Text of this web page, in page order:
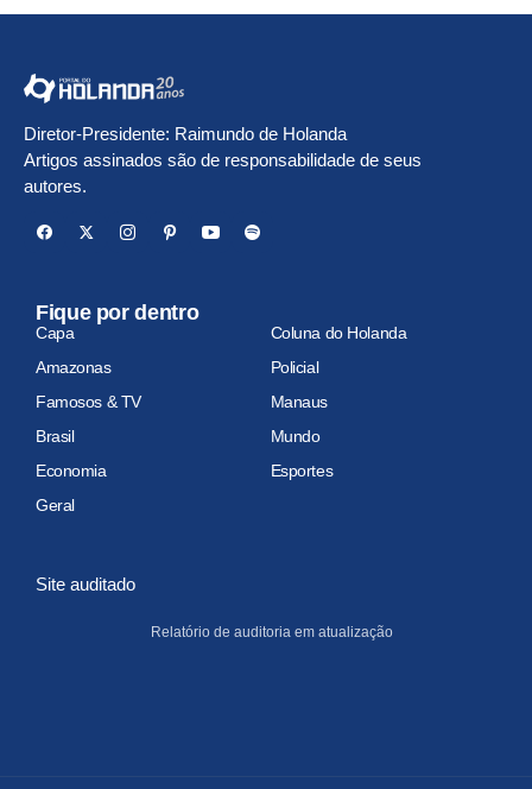
Diretor-Presidente: Raimundo de Holanda
Artigos assinados são de responsabilidade de seus
autores.
Fique por dentro
Capa
Coluna do Holanda
Amazonas
Policial
Famosos & TV
Manaus
Brasil
Mundo
Economia
Esportes
Geral
Site auditado
Relatório de auditoria em atualização